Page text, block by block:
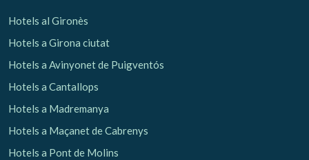
Hotels al Gironès
Hotels a Girona ciutat
Hotels a Avinyonet de Puigventós
Hotels a Cantallops
Hotels a Madremanya
Hotels a Maçanet de Cabrenys
Hotels a Pont de Molins